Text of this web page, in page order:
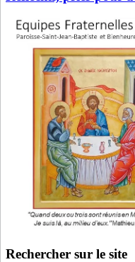
Rechercher sur le site